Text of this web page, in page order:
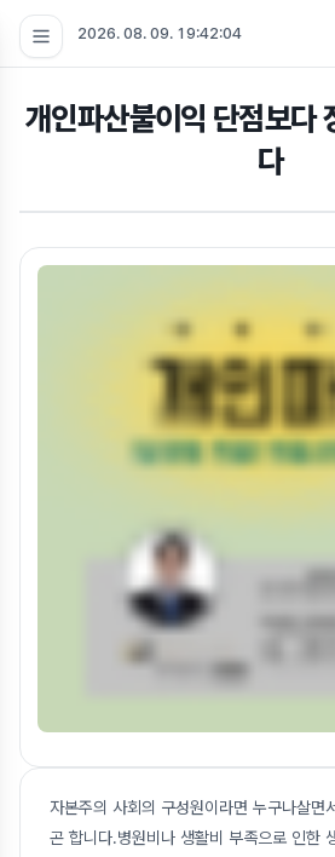
2026. 08. 09. 19:42:04
개인파산불이익 단점보다
다
자본주의 사회의 구성원이라면 누구나살면
곤 합니다.병원비나 생활비 부족으로 인한